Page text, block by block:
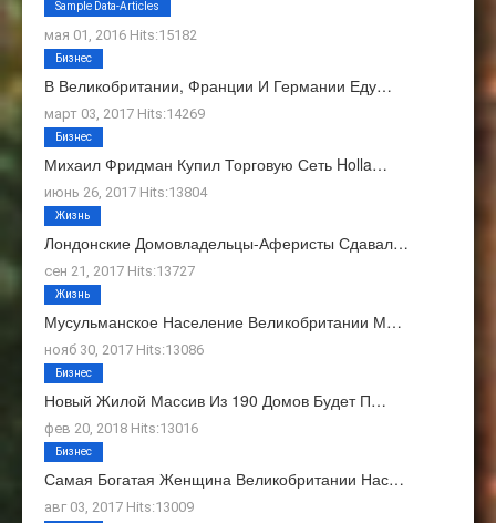
О Нас
мая 01, 2016 Hits:15182
Sample Data-Articles
В Великобритании, Франции И Германии Еду…
март 03, 2017 Hits:14269
Бизнес
Михаил Фридман Купил Торговую Сеть Holla…
июнь 26, 2017 Hits:13804
Бизнес
Лондонские Домовладельцы-Аферисты Сдавал…
сен 21, 2017 Hits:13727
Жизнь
Мусульманское Население Великобритании М…
нояб 30, 2017 Hits:13086
Жизнь
Новый Жилой Массив Из 190 Домов Будет П…
фев 20, 2018 Hits:13016
Бизнес
Самая Богатая Женщина Великобритании Нас…
авг 03, 2017 Hits:13009
Бизнес